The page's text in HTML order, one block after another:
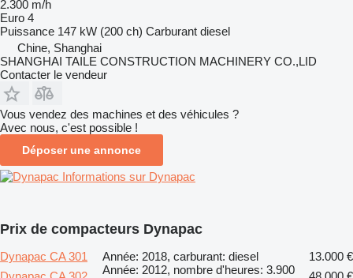
2.300 m/h
Euro 4
Puissance 147 kW (200 ch) Carburant diesel
Chine, Shanghai
SHANGHAI TAILE CONSTRUCTION MACHINERY CO.,LID
Contacter le vendeur
Vous vendez des machines et des véhicules ?
Avec nous, c'est possible !
Déposer une annonce
Informations sur Dynapac
Prix de compacteurs Dynapac
Dynapac CA 301 Année: 2018, carburant: diesel
13.000 €
Année: 2012, nombre d'heures: 3.900